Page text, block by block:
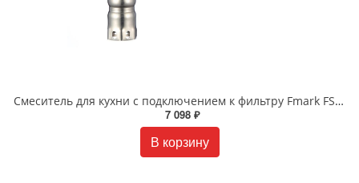
Смеситель для кухни с подключением к фильтру Fmark FS0962H черный
7 098 ₽
В корзину